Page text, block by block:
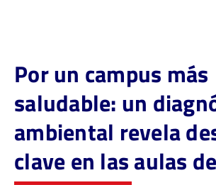
Por un campus más
saludable: un
ambiental revela
clave en las aulas